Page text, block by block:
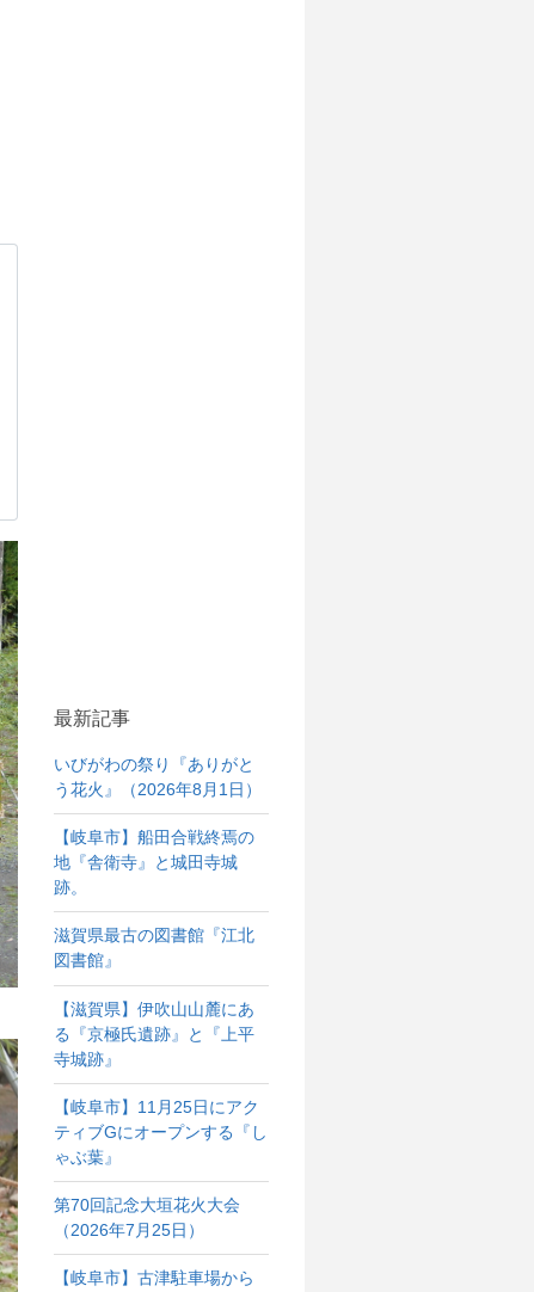
最新記事
いびがわの祭り『ありがと
う花火』（2026年8月1日）
【岐阜市】船田合戦終焉の
地『舎衛寺』と城田寺城
跡。
滋賀県最古の図書館『江北
図書館』
【滋賀県】伊吹山山麓にあ
る『京極氏遺跡』と『上平
寺城跡』
【岐阜市】11月25日にアク
ティブGにオープンする『し
ゃぶ葉』
第70回記念大垣花火大会
（2026年7月25日）
【岐阜市】古津駐車場から